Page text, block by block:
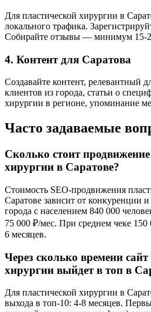
Для пластической хирургии в
локального трафика.
Собирайте отзывы — минимум 15-
4. Контент для Саратова
Создавайте контент, релевантный
клиентов из города, статьи о
хирургии в регионе, упоминание
Часто задаваемые
Сколько стоит
хирургии в Саратове?
Стоимость SEO-продвижения
Саратове зависит от конкуренции
города с населением 840 000
75 000 ₽/мес. При среднем чеке 150
6 месяцев.
Через сколько времени
хирургии выйдет в топ в
Для пластической хирургии в
выхода в топ-10: 4-8 месяцев.